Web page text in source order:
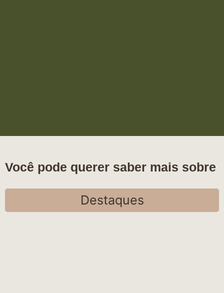
Você pode querer saber mais sobre
Destaques